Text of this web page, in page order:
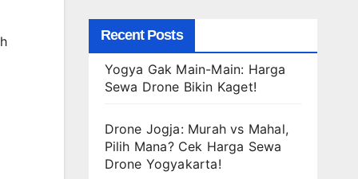
Recent Posts
Yogya Gak Main-Main: Harga
Sewa Drone Bikin Kaget!
Drone Jogja: Murah vs Mahal,
Pilih Mana? Cek Harga Sewa
Drone Yogyakarta!